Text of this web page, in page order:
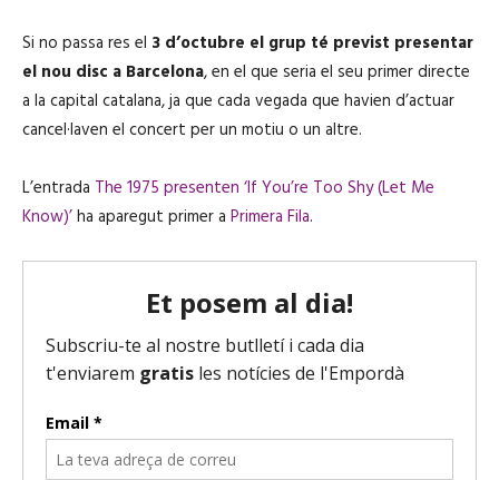
Si no passa res el 3 d’octubre el grup té previst presentar
el nou disc a Barcelona, en el que seria el seu primer directe
a la capital catalana, ja que cada vegada que havien d’actuar
cancel·laven el concert per un motiu o un altre.
L’entrada The 1975 presenten ‘If You’re Too Shy (Let Me
Know)’ha aparegut primer a Primera Fila.